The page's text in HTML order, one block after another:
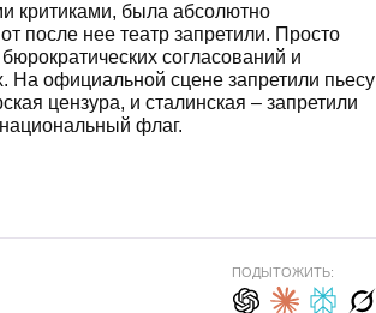
критиками, была абсолютно
после нее театр запретили. Просто
согласований и
На официальной сцене запретили пьесу
цензура, и сталинская – запретили
флаг.
ПОДЫТОЖИТЬ: